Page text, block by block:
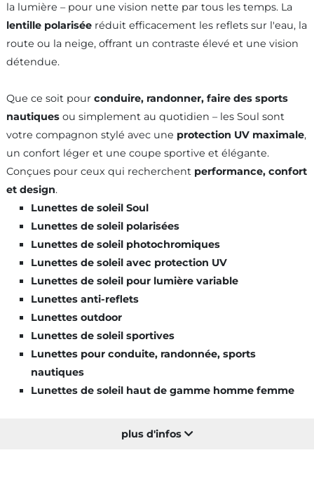
la lumière – pour une vision nette par tous les temps. La
lentille polarisée réduit efficacement les reflets sur l'eau, la
route ou la neige, offrant un contraste élevé et une vision
détendue.
Que ce soit pourconduire, randonner, faire des sports
nautiques ou simplement au quotidien – les Soul sont
votre compagnon stylé avec une protection UV maximale,
un confort léger et une coupe sportive et élégante.
Conçues pour ceux qui recherchent performance, confort
et design.
Lunettes de soleil Soul
Lunettes de soleil polarisées
Lunettes de soleil photochromiques
Lunettes de soleil avec protection UV
Lunettes de soleil pour lumière variable
Lunettes anti-reflets
Lunettes outdoor
Lunettes de soleil sportives
Lunettes pour conduite, randonnée, sports
nautiques
Lunettes de soleil haut de gamme homme femme
plus d'infos